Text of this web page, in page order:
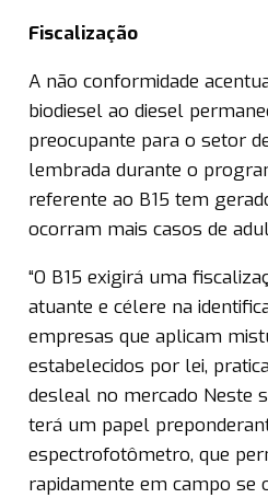
Fiscalização
A não conformidade
biodiesel ao diesel
preocupante para o setor
lembrada durante o
referente ao B15 tem
ocorram mais casos de
“O B15 exigirá uma
atuante e célere na
empresas que aplicam
estabelecidos por lei,
desleal no mercado Neste
terá um papel
espectrofotômetro, que
rapidamente em campo se